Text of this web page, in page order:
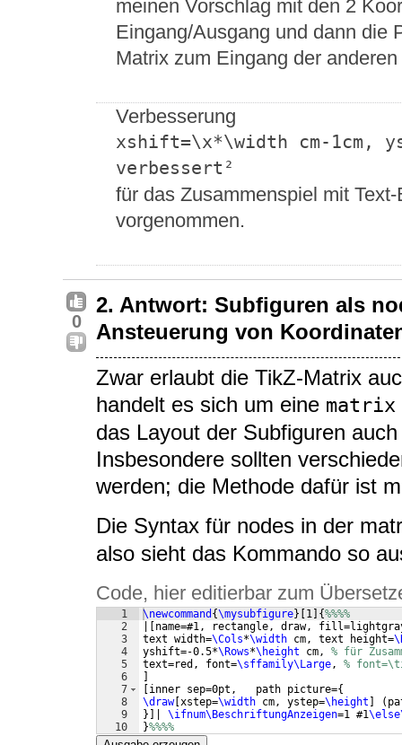
meinen Vorschlag mit den 2
Eingang/Ausgang und dann die
Matrix zum Eingang der
Verbesserung
xshift=\x*\width cm-1cm,
verbessert²
für das Zusammenspiel mit
vorgenommen.
0
2. Antwort: Subfiguren als
Ansteuerung von
Zwar erlaubt die TikZ-Matrix
handelt es sich um eine matrix
das Layout der Subfiguren
Insbesondere sollten
werden; die Methode dafür ist
Die Syntax für nodes in der
also sieht das Kommando so
Code, hier editierbar zum
1
2
3
4
5
6
7
8
9
10
\newcommand {\mysubfigure} [1 ] {%%%%
[name=#1, rectangle, draw,
text width=\Cols*\width cm, text height=
yshift=-0.5*\Rows*\height cm, % für
text=red, font=\sffamily\Large , %
]
[inner sep=0pt,   path picture={
\draw[xstep=\width cm, ystep=\height ] (
}]
\ifnum\BeschriftungAnzeigen=1 #1
}%%%%